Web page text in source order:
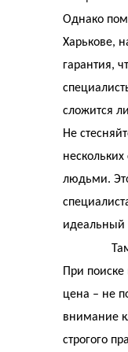
Однако
Харькове,
гарантия,
сложится
Не
нескольких
людьми.
идеальный
При
цена – не
внимание
строгого